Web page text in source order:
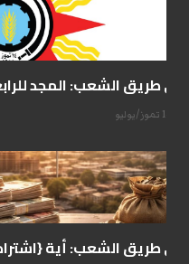
على طريق الشعب: المجد
14 تموز/يوليو
على طريق الشعب: أية